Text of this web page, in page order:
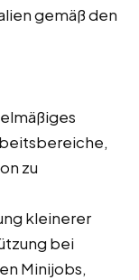
gemäß den
zu
kleinerer
bei
Minijobs,